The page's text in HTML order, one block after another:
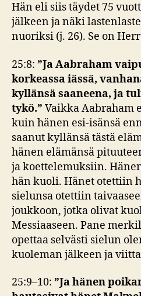
Hän eli siis täydet 75
jälkeen ja näki
nuoriksi (j. 26). Se on
25:8: ”Ja Aabraham
korkeassa iässä,
kyllänsä saaneena, ja
tykö.” Vaikka Aabraham
kuin hänen esi-isänsä
saanut kyllänsä tästä
hänen elämänsä
ja koettelemuksiin.
hän kuoli. Hänet otettiin
sielunsa otettiin
joukkoon, jotka olivat
Messiaaseen. Pane
opettaa selvästi sielun
kuoleman jälkeen ja
25:9–10: ”Ja hänen